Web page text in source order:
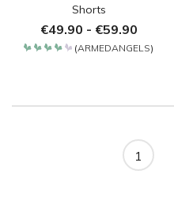
Shorts
€49.90 - €59.90
(ARMEDANGELS)
1